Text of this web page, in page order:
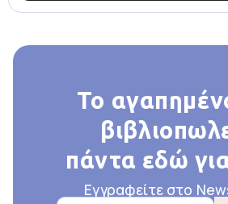
Το
πάντα εδώ
Εγγραφείτε στο